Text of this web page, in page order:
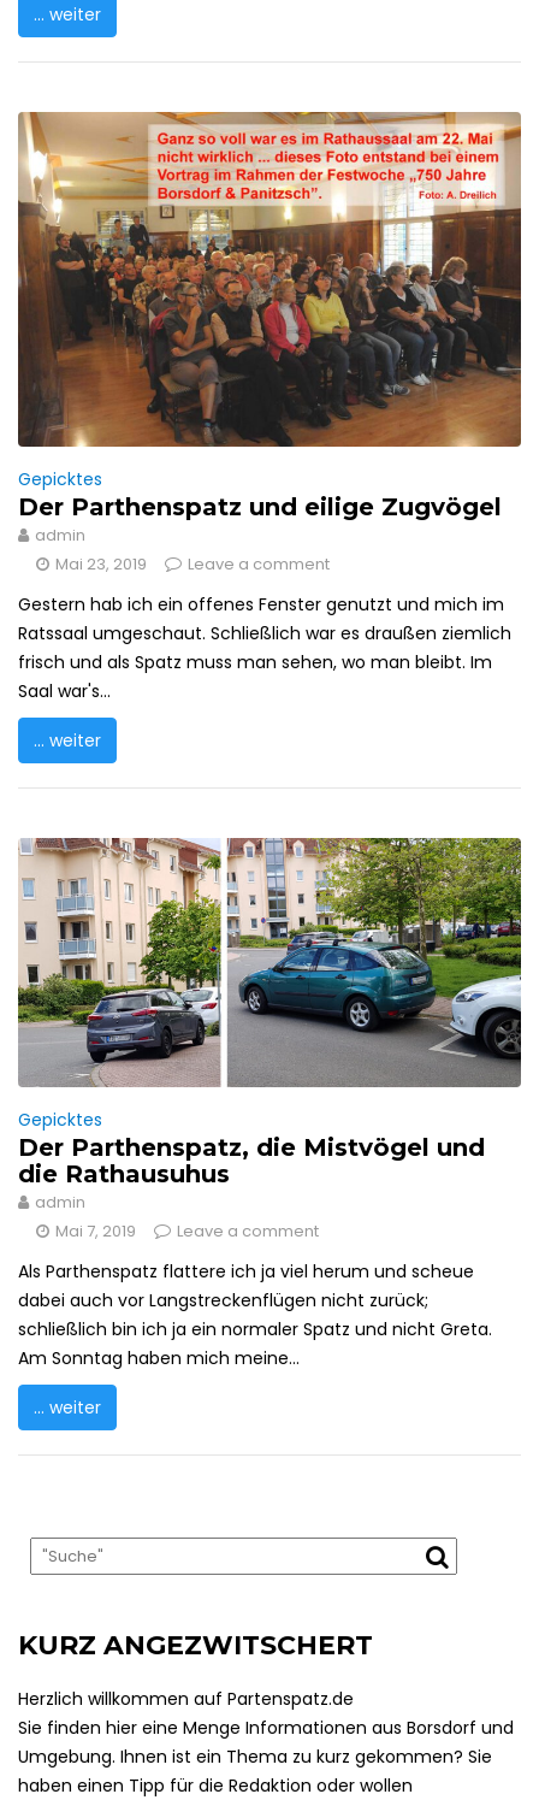
... weiter
Gepicktes
Der Parthenspatz und eilige Zugvögel
admin
Mai 23, 2019
Leave a comment
Gestern hab ich ein offenes Fenster genutzt und mich im
Ratssaal umgeschaut. Schließlich war es draußen ziemlich
frisch und als Spatz muss man sehen, wo man bleibt. Im
Saal war's...
... weiter
Gepicktes
Der Parthenspatz, die Mistvögel und
die Rathausuhus
admin
Mai 7, 2019
Leave a comment
Als Parthenspatz flattere ich ja viel herum und scheue
dabei auch vor Langstreckenflügen nicht zurück;
schließlich bin ich ja ein normaler Spatz und nicht Greta.
Am Sonntag haben mich meine...
... weiter
KURZ ANGEZWITSCHERT
Herzlich willkommen auf Partenspatz.de
Sie finden hier eine Menge Informationen aus Borsdorf und
Umgebung. Ihnen ist ein Thema zu kurz gekommen? Sie
haben einen Tipp für die Redaktion oder wollen